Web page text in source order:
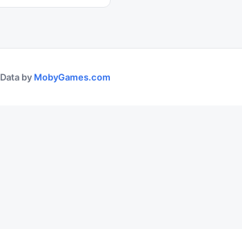
Data by MobyGames.com